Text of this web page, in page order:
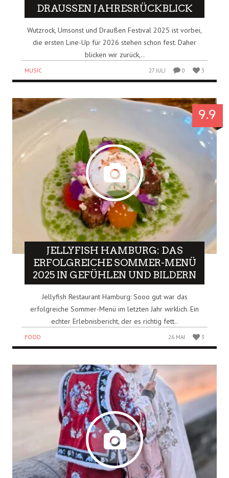
WUTZROCK 2025 GALERIE:
FESTIVAL UMSONST UND
DRAUSSEN JAHRESRÜCKBLICK
Wutzrock, Umsonst und Draußen Festival 2025 ist vorbei,
die ersten Line-Up für 2026 stehen schon fest. Daher
blicken wir zurück,..
27 JULI 0
JELLYFISH HAMBURG: DAS
ERFOLGREICHE SOMMER-MENÜ
2025 IN GEFÜHLEN UND BILDERN
Jellyfish Restaurant Hamburg: Sooo gut war das